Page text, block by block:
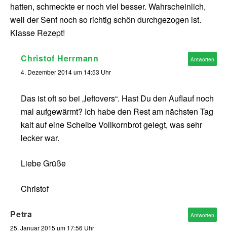
hatten, schmeckte er noch viel besser. Wahrscheinlich,
weil der Senf noch so richtig schön durchgezogen ist.
Klasse Rezept!
Christof Herrmann
4. Dezember 2014 um 14:53 Uhr
Das ist oft so bei „leftovers“. Hast Du den Auflauf noch
mal aufgewärmt? Ich habe den Rest am nächsten Tag
kalt auf eine Scheibe Vollkornbrot gelegt, was sehr
lecker war.
Liebe Grüße
Christof
Antworten
Petra
25. Januar 2015 um 17:56 Uhr
Antworten